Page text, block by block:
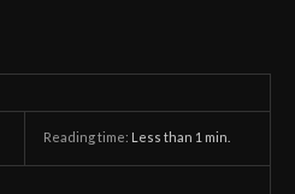
Reading time: Less than 1 min.